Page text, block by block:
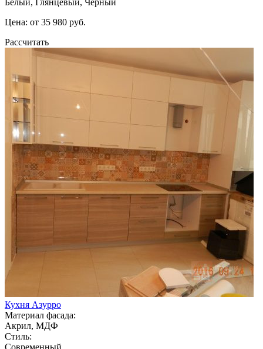
Цена: от 35 980 руб.
Рассчитать
Кухня Азурро
Материал фасада:
Акрил, МДФ
Стиль:
Современный